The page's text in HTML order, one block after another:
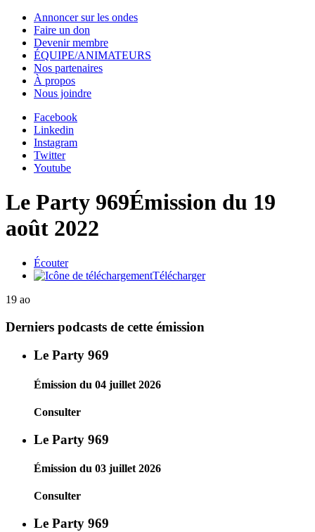
Annoncer sur les ondes
Faire un don
Devenir membre
ÉQUIPE/ANIMATEURS
Nos partenaires
À propos
Nous joindre
Facebook
Linkedin
Instagram
Twitter
Youtube
Le Party 969Émission du 19
août 2022
Écouter
Télécharger
19 ao
Derniers podcasts de cette émission
Le Party 969
Émission du 04 juillet 2026
Consulter
Le Party 969
Émission du 03 juillet 2026
Consulter
Le Party 969